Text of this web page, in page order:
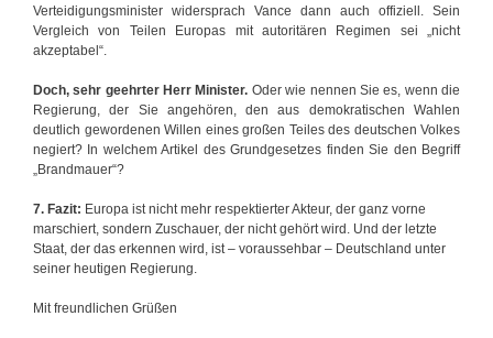
Verteidigungsminister widersprach Vance dann auch offiziell. Sein
Vergleich von Teilen Europas mit autoritären Regimen sei „nicht
akzeptabel“.
Doch, sehr geehrter Herr Minister. Oder wie nennen Sie es, wenn die
Regierung, der Sie angehören, den aus demokratischen Wahlen
deutlich gewordenen Willen eines großen Teiles des deutschen Volkes
negiert? In welchem Artikel des Grundgesetzes finden Sie den Begriff
„Brandmauer“?
7. Fazit: Europa ist nicht mehr respektierter Akteur, der ganz vorne
marschiert, sondern Zuschauer, der nicht gehört wird. Und der letzte
Staat, der das erkennen wird, ist – voraussehbar – Deutschland unter
seiner heutigen Regierung.
Mit freundlichen Grüßen